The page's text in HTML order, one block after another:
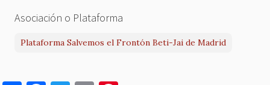
Asociación o Plataforma
Plataforma Salvemos el Frontón Beti-Jai de Madrid